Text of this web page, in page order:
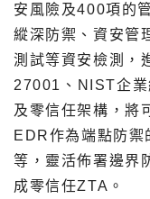
安風險及400項的
縱深防禦、資安管
測試等資安檢測，
27001、NIST企業
及零信任架構，將
EDR作為端點防禦
等，靈活佈署邊界
成零信任ZTA。